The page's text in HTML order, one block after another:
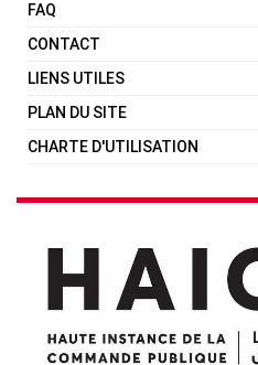
FAQ
CONTACT
LIENS UTILES
PLAN DU SITE
CHARTE D'UTILISATION